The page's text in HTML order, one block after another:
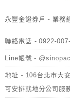
永豐金證券戶 - 業務
聯絡電話 - 0922-
Line帳號 -
地址 - 106台北市大
可安排就地分公司服